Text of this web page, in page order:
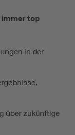
immer top
in der
über zukünftige